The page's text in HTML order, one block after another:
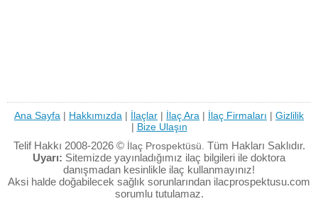
Ana Sayfa | Hakkımızda | İlaçlar | İlaç Ara | İlaç Firmaları | Gizlilik
| Bize Ulaşın
Telif Hakkı 2008-2026 © İlaç Prospektüsü. Tüm Hakları Saklıdır.
Uyarı: Sitemizde yayınladığımız ilaç bilgileri ile doktora
danışmadan kesinlikle ilaç kullanmayınız!
Aksi halde doğabilecek sağlık sorunlarından ilacprospektusu.com
sorumlu tutulamaz.